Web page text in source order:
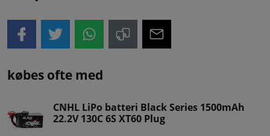
købes ofte med
CNHL LiPo batteri Black Series 1500mAh
22.2V 130C 6S XT60 Plug